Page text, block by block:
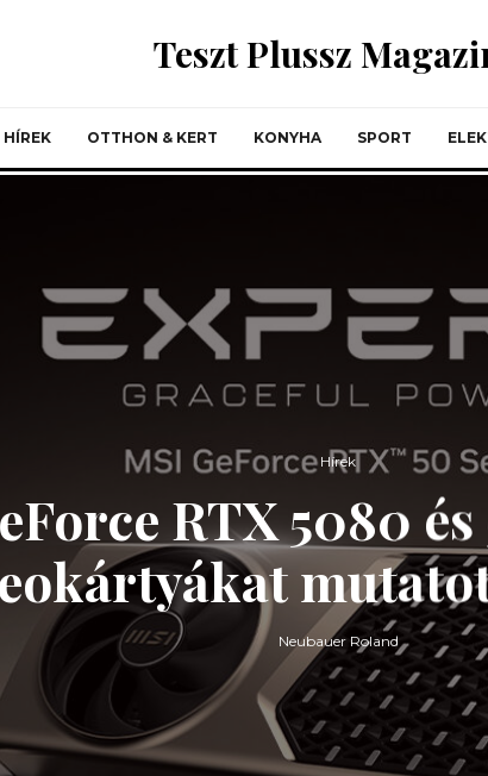
Teszt Plussz
HÍREK OTTHON & KERT KONYHA SPORT
Hírek
RTX 5080
Neubauer Roland